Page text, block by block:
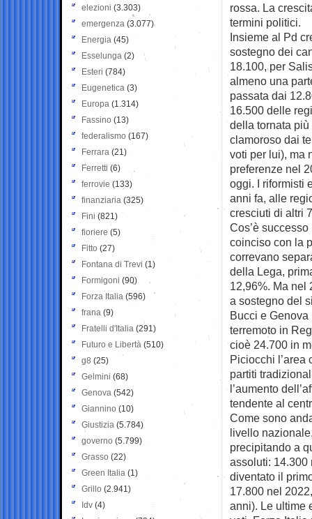
rossa. La
termini politici.
Insieme al Pd
sostegno dei
18.100, per
almeno una
passata dai
16.500 delle
della tornata
clamoroso dai
voti per lui), ma
preferenze nel
oggi. I riformisti
anni fa, alle
cresciuti di altri
Cos’è
coinciso con la
correvano
della Lega,
12,96%. Ma nel
a sostegno del
Bucci e
terremoto in
cioè 24.700 in
Piciocchi l’area
partiti
l’aumento
tendente al
Come sono
livello
precipitando a
assoluti: 14.300
diventato il
17.800 nel
anni). Le ultime
elezioni (3.303)
emergenza (3.077)
Energia (45)
Esselunga (2)
Esteri (784)
Eugenetica (3)
Europa (1.314)
Fassino (13)
federalismo (167)
Ferrara (21)
Ferretti (6)
ferrovie (133)
finanziaria (325)
Fini (821)
fioriere (5)
Fitto (27)
Fontana di Trevi (1)
Formigoni (90)
Forza Italia (596)
frana (9)
Fratelli d'Italia (291)
Futuro e Libertà (510)
g8 (25)
Gelmini (68)
Genova (542)
Giannino (10)
Giustizia (5.784)
governo (5.799)
Grasso (22)
Green Italia (1)
Grillo (2.941)
Idv (4)